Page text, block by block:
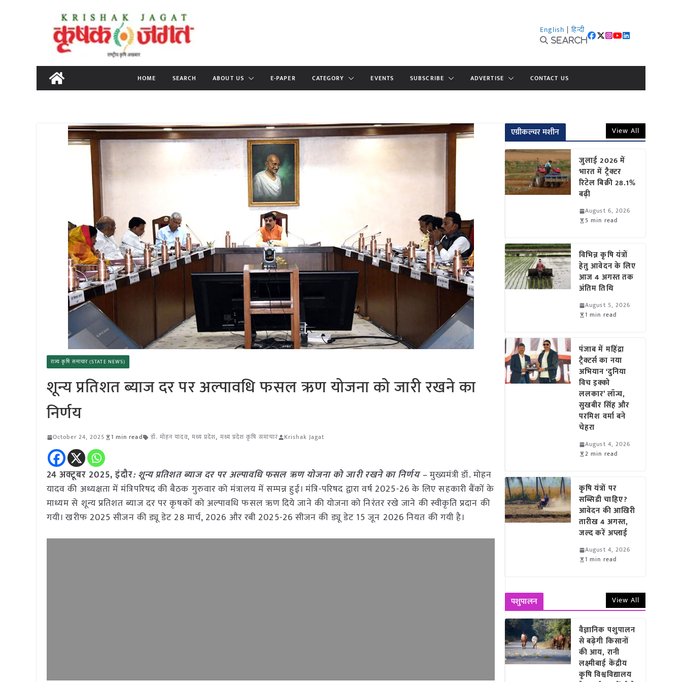
content
English | हिन्दी
Search
HOME SEARCH ABOUT US E-PAPER CATEGORY EVENTS SUBSCRIBE ADVERTISE CONTACT US
राज्य कृषि समाचार (STATE NEWS)
शून्य प्रतिशत ब्याज दर पर अल्पावधि फसल ऋण योजना को जारी रखने का
निर्णय
October 24, 2025 1 min read डॉ. मोहन यादव, मध्य प्रदेश, मध्य प्रदेश कृषि समाचार Krishak Jagat
24 अक्टूबर 2025, इंदौर: शून्य प्रतिशत ब्याज दर पर अल्पावधि फसल ऋण योजना को जारी रखने का निर्णय –मुख्यमंत्री डॉ. मोहन
यादव की अध्यक्षता में मंत्रिपरिषद की बैठक गुरुवार को मंत्रालय में सम्पन्न हुई। मंत्रि-परिषद द्वारा वर्ष 2025-26 के लिए सहकारी बैंकों के
माध्यम से शून्य प्रतिशत ब्याज दर पर कृषकों को अल्पावधि फसल ऋण दिये जाने की योजना को निरंतर रखे जाने की स्वीकृति प्रदान की
गयी। खरीफ 2025 सीजन की ड्यू डेट 28 मार्च, 2026 और रबी 2025-26 सीजन की ड्यू डेट 15 जून 2026 नियत की गयी है।
एग्रीकल्चर मशीन View All
जुलाई 2026 में
भारत में ट्रैक्टर
रिटेल बिक्री 28.1%
बढ़ी
August 6, 2026
5 min read
विभिन्न कृषि यंत्रों
हेतु आवेदन के लिए
आज 4 अगस्त तक
अंतिम तिथि
August 5, 2026
1 min read
पंजाब में महिंद्रा
ट्रैक्टर्स का नया
अभियान ‘दुनिया
विच इक्को
ललकार’ लॉन्च,
सुखबीर सिंह और
परमिश वर्मा बने
चेहरा
August 4, 2026
2 min read
कृषि यंत्रों पर
सब्सिडी चाहिए?
आवेदन की आखिरी
तारीख 4 अगस्त,
जल्द करें अप्लाई
August 4, 2026
1 min read
पशुपालन View All
वैज्ञानिक पशुपालन
से बढ़ेगी किसानों
की आय, रानी
लक्ष्मीबाई केंद्रीय
कृषि विश्वविद्यालय